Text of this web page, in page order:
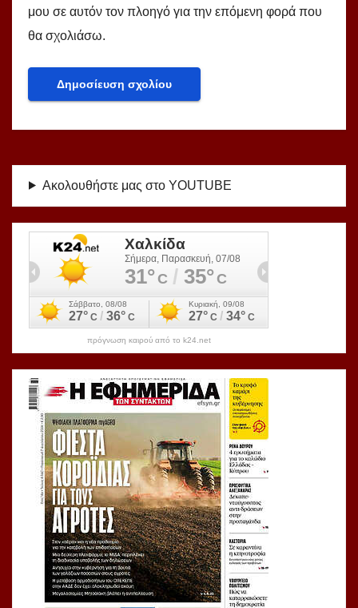
μου σε αυτόν τον πλοηγό για την επόμενη φορά που
θα σχολιάσω.
Ακολουθήστε μας στο YOUTUBE
πρόγνωση καιρού από το k24.net